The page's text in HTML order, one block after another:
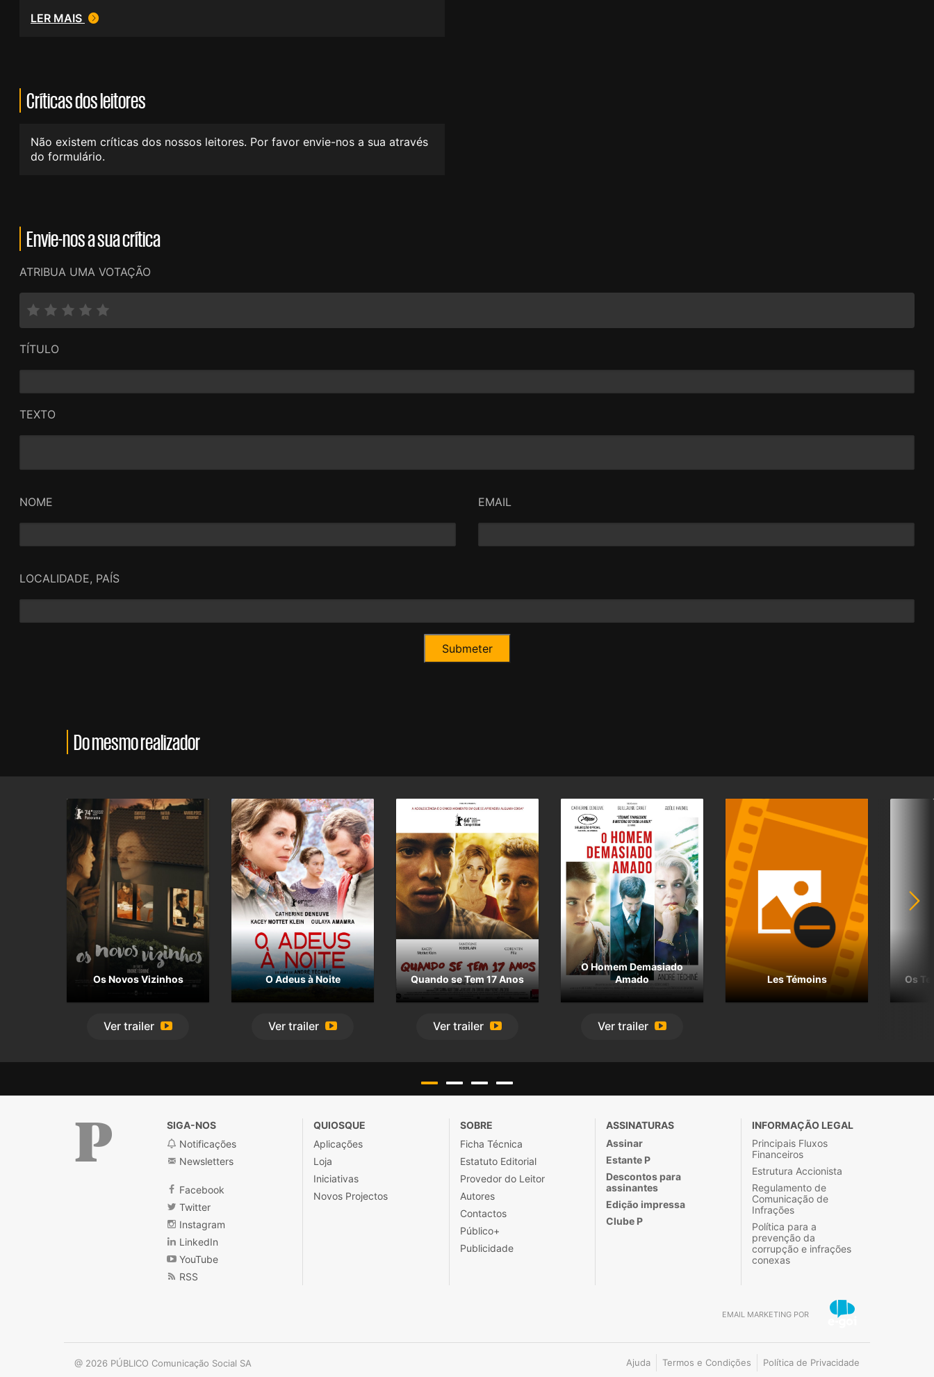
LER MAIS
Críticas dos leitores
Não existem críticas dos nossos leitores. Por favor envie-nos a sua através
do formulário.
Envie-nos a sua crítica
ATRIBUA UMA VOTAÇÃO
TÍTULO
TEXTO
NOME EMAIL
LOCALIDADE, PAÍS
Do mesmo realizador
Os Novos Vizinhos
Ver trailer
O Adeus à Noite
Ver trailer
Quando se Tem 17 Anos
Ver trailer
O Homem Demasiado
Amado
Ver trailer
Les Témoins Os
Público
SIGA-NOS
Notificações
Newsletters
Facebook
Twitter
Instagram
LinkedIn
YouTube
RSS
QUIOSQUE
Aplicações
Loja
Iniciativas
Novos Projectos
SOBRE
Ficha Técnica
Estatuto Editorial
Provedor do Leitor
Autores
Contactos
Público+
Publicidade
ASSINATURAS
Assinar
Estante P
Descontos para
assinantes
Edição impressa
Clube P
INFORMAÇÃO LEGAL
Principais Fluxos
Financeiros
Estrutura Accionista
Regulamento de
Comunicação de
Infrações
Política para a
prevenção da
corrupção e infrações
conexas
EMAIL MARKETING POR
@ 2026 PÚBLICO Comunicação Social SA Ajuda Termos e Condições Política de Privacidade